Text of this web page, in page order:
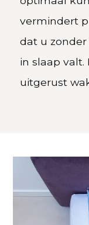
vermindert
dat u
in slaap
uitgerust